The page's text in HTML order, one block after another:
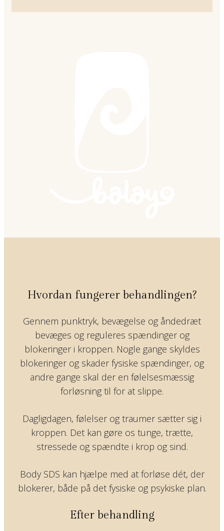
Hvordan fungerer behandlingen?
Gennem punktryk, bevægelse og åndedræt
bevæges og reguleres spændinger og
blokeringer i kroppen. Nogle gange skyldes
blokeringer og skader fysiske spændinger, og
andre gange skal der en følelsesmæssig
forløsning til for at slippe.
Dagligdagen, følelser og traumer sætter sig i
kroppen. Det kan gøre os tunge, trætte,
stressede og spændte i krop og sind.
Body SDS kan hjælpe med at forløse dét, der
blokerer, både på det fysiske og psykiske plan.
Efter behandling